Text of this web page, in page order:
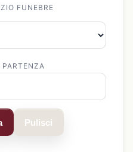
FUNEBRE
Pulisci